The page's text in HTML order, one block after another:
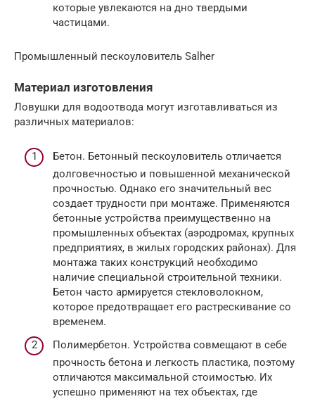
которые увлекаются на дно твердыми
частицами.
Промышленный пескоуловитель Salher
Материал изготовления
Ловушки для водоотвода могут изготавливаться из
различных материалов:
Бетон. Бетонный пескоуловитель отличается
долговечностью и повышенной механической
прочностью. Однако его значительный вес
создает трудности при монтаже. Применяются
бетонные устройства преимущественно на
промышленных объектах (аэродромах, крупных
предприятиях, в жилых городских районах). Для
монтажа таких конструкций необходимо
наличие специальной строительной техники.
Бетон часто армируется стекловолокном,
которое предотвращает его растрескивание со
временем.
Полимербетон. Устройства совмещают в себе
прочность бетона и легкость пластика, поэтому
отличаются максимальной стоимостью. Их
успешно применяют на тех объектах, где